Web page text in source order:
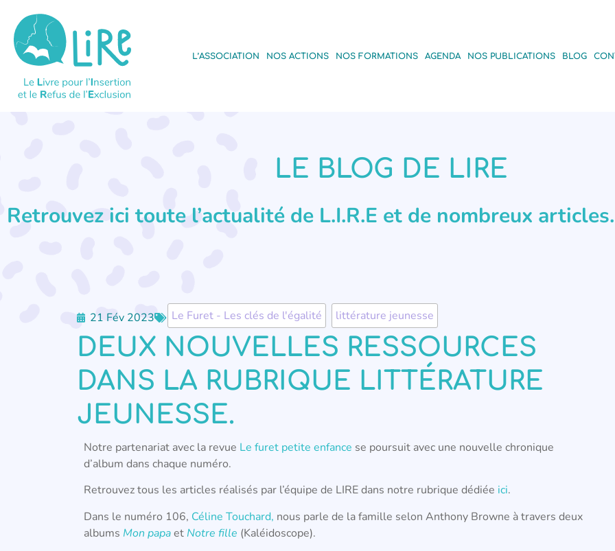
L’ASSOCIATION NOS ACTIONS NOS FORMATIONS AGENDA NOS PUBLICATIONS BLOG
LE BLOG DE LIRE
Retrouvez ici toute l’actualité de L.I.R.E et de nombreux articles.
21 Fév 2023 Le Furet - Les clés de l'égalité littérature jeunesse
DEUX NOUVELLES RESSOURCES
DANS LA RUBRIQUE LITTÉRATURE
JEUNESSE.
Notre partenariat avec la revue Le furet petite enfance se poursuit avec une nouvelle chronique
d’album dans chaque numéro.
Retrouvez tous les articles réalisés par l’équipe de LIRE dans notre rubrique dédiée ici.
Dans le numéro 106, Céline Touchard, nous parle de la famille selon Anthony Browne à travers deux
albums Mon papaet Notre fille (Kaléidoscope).